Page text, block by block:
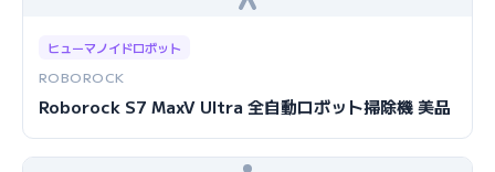
ヒューマノイドロボット
ROBOROCK
Roborock S7 MaxV Ultra 全自動ロボット掃除機 美品